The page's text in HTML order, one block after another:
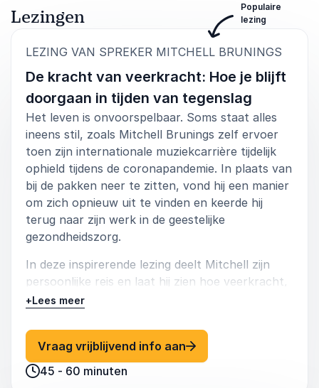
Lezingen
LEZING VAN SPREKER MITCHELL BRUNINGS
De kracht van veerkracht: Hoe je blijft
doorgaan in tijden van tegenslag
Het leven is onvoorspelbaar. Soms staat alles
ineens stil, zoals Mitchell Brunings zelf ervoer
toen zijn internationale muziekcarrière tijdelijk
ophield tijdens de coronapandemie. In plaats van
bij de pakken neer te zitten, vond hij een manier
om zich opnieuw uit te vinden en keerde hij
terug naar zijn werk in de geestelijke
gezondheidszorg.
In deze inspirerende lezing deelt Mitchell zijn
persoonlijke reis en laat hij zien hoe veerkracht,
aanpassingsvermogen en een positieve mindset
hand van verhalen uit de muziekindustrie én zijn
ervaring in de zorg, biedt hij inzichten die zowel
individuen als teams helpen om sterker te staan
+Lees meer
Vraag vrijblijvend info aan: Mitchell Brunings De
45 - 60 minuten
Populaire
lezing